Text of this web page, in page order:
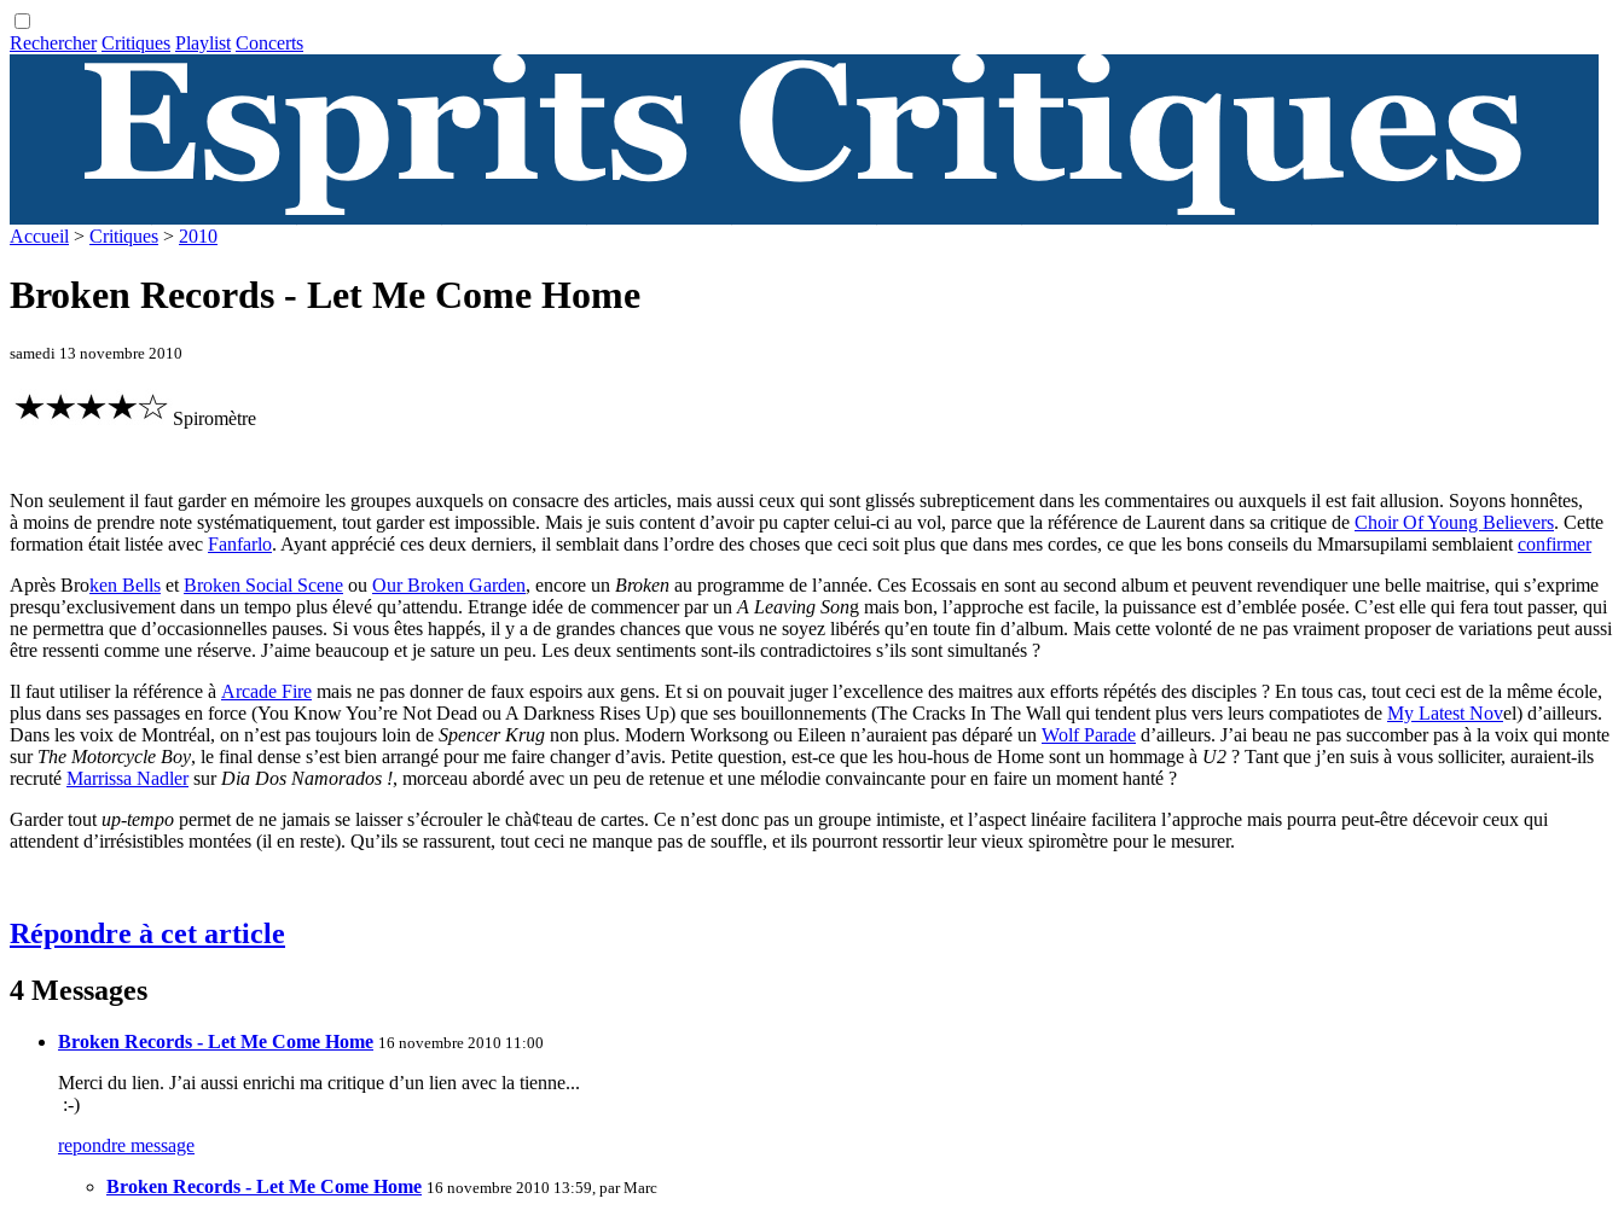
Rechercher Critiques Playlist Concerts
Accueil > Critiques > 2010
Broken Records - Let Me Come Home
samedi 13 novembre 2010
Spiromètre
Non seulement il faut garder en mémoire les groupes auxquels on consacre des articles, mais aussi ceux qui sont glissés subrepticement dans les commentaires ou auxquels il est fait allusion. Soyons honnêtes,
à moins de prendre note systématiquement, tout garder est impossible. Mais je suis content d’avoir pu capter celui-ci au vol, parce que la référence de Laurent dans sa critique de Choir Of Young Believers. Cette
formation était listée avec Fanfarlo. Ayant apprécié ces deux derniers, il semblait dans l’ordre des choses que ceci soit plus que dans mes cordes, ce que les bons conseils du Mmarsupilami semblaient confirmer
Après Broken Bells et Broken Social Scene ou Our Broken Garden, encore un Broken au programme de l’année. Ces Ecossais en sont au second album et peuvent revendiquer une belle maitrise, qui s’exprime
presqu’exclusivement dans un tempo plus élevé qu’attendu. Etrange idée de commencer par un A Leaving Song mais bon, l’approche est facile, la puissance est d’emblée posée. C’est elle qui fera tout passer, qui
ne permettra que d’occasionnelles pauses. Si vous êtes happés, il y a de grandes chances que vous ne soyez libérés qu’en toute fin d’album. Mais cette volonté de ne pas vraiment proposer de variations peut aussi
être ressenti comme une réserve. J’aime beaucoup et je sature un peu. Les deux sentiments sont-ils contradictoires s’ils sont simultanés ?
Il faut utiliser la référence à Arcade Fire mais ne pas donner de faux espoirs aux gens. Et si on pouvait juger l’excellence des maitres aux efforts répétés des disciples ? En tous cas, tout ceci est de la même école,
plus dans ses passages en force (You Know You’re Not Dead ou A Darkness Rises Up) que ses bouillonnements (The Cracks In The Wall qui tendent plus vers leurs compatiotes de My Latest Novel) d’ailleurs.
Dans les voix de Montréal, on n’est pas toujours loin de Spencer Krug non plus. Modern Worksong ou Eileen n’auraient pas déparé un Wolf Parade d’ailleurs. J’ai beau ne pas succomber pas à la voix qui monte
sur The Motorcycle Boy, le final dense s’est bien arrangé pour me faire changer d’avis. Petite question, est-ce que les hou-hous de Home sont un hommage à U2 ? Tant que j’en suis à vous solliciter, auraient-ils
recruté Marrissa Nadlersur Dia Dos Namorados !, morceau abordé avec un peu de retenue et une mélodie convaincante pour en faire un moment hanté ?
Garder tout up-tempo permet de ne jamais se laisser s’écrouler le chà¢teau de cartes. Ce n’est donc pas un groupe intimiste, et l’aspect linéaire facilitera l’approche mais pourra peut-être décevoir ceux qui
attendent d’irrésistibles montées (il en reste). Qu’ils se rassurent, tout ceci ne manque pas de souffle, et ils pourront ressortir leur vieux spiromètre pour le mesurer.
Répondre à cet article
4 Messages
Broken Records - Let Me Come Home 16 novembre 2010 11:00
Merci du lien. J’ai aussi enrichi ma critique d’un lien avec la tienne...
:-)
repondre message
Broken Records - Let Me Come Home 16 novembre 2010 13:59, parMarc